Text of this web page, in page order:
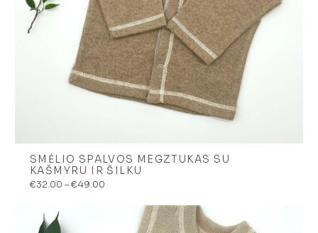
SMĖLIO SPALVOS MEGZTUKAS SU
KAŠMYRU IR ŠILKU
€32.00 –€49.00
through
€49.00